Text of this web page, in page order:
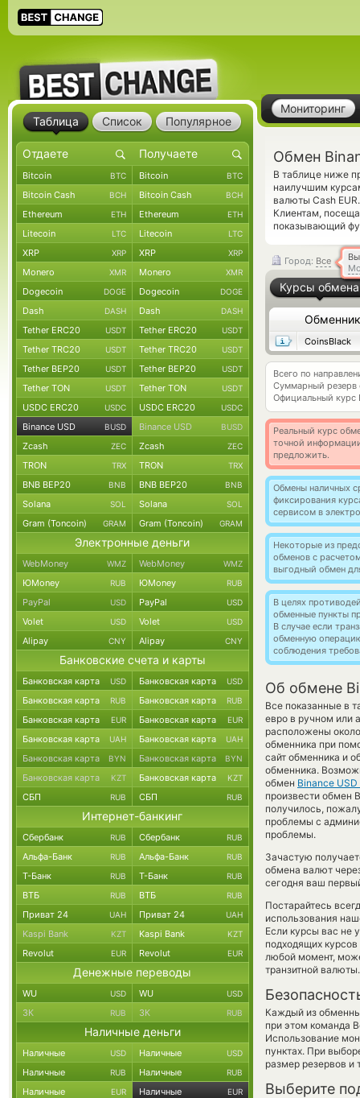
Мониторинг
Обмен
В таблице ниже
наилучшим
валюты Cash
Клиентам,
показывающий
Город: Все
Курсы обмена
Обменник
CoinsBlack
Всего по
Суммарный резерв
Официальный курс
Реальный курс
точной
предложить.
Обмены наличных
фиксирования
сервисом в
Некоторые из
обменов с
выгодный обмен
В целях
обменные пункты
В случае если
обменную
соблюдения
Об обмене
Все показанные в
евро в ручном или
расположены
обменника при
сайт обменника и
обменника.
обмен Binance USD
произвести обмен
получилось,
проблемы с
проблемы.
Зачастую
обмена валют
сегодня ваш
Постарайтесь
использования
Если курсы вас не
подходящих
любой момент,
транзитной валюты.
Каждый из
при этом команда
Использование
пунктах. При
размер резервов и
Выберите
Таблица Список Популярное
Bitcoin BTC Bitcoin BTC
Bitcoin Cash BCH Bitcoin Cash BCH
Ethereum ETH Ethereum ETH
Litecoin LTC Litecoin LTC
XRP XRP XRP XRP
Monero XMR Monero XMR
Dogecoin DOGE Dogecoin DOGE
Dash DASH Dash DASH
Tether ERC20 USDT Tether ERC20 USDT
Tether TRC20 USDT Tether TRC20 USDT
Tether BEP20 USDT Tether BEP20 USDT
Tether TON USDT Tether TON USDT
USDC ERC20 USDC USDC ERC20 USDC
Binance USD BUSD Binance USD BUSD
Zcash ZEC Zcash ZEC
TRON TRX TRON TRX
BNB BEP20 BNB BNB BEP20 BNB
Solana SOL Solana SOL
Gram (Toncoin) GRAM Gram (Toncoin) GRAM
Электронные деньги
WebMoney WMZ WebMoney WMZ
ЮMoney RUB ЮMoney RUB
PayPal USD PayPal USD
Volet USD Volet USD
Alipay CNY Alipay CNY
Банковские счета и карты
Банковская карта USD Банковская карта USD
Банковская карта RUB Банковская карта RUB
Банковская карта EUR Банковская карта EUR
Банковская карта UAH Банковская карта UAH
Банковская карта BYN Банковская карта BYN
Банковская карта KZT Банковская карта KZT
СБП RUB СБП RUB
Интернет-банкинг
Сбербанк RUB Сбербанк RUB
Альфа-Банк RUB Альфа-Банк RUB
Т-Банк RUB Т-Банк RUB
ВТБ RUB ВТБ RUB
Приват 24 UAH Приват 24 UAH
Kaspi Bank KZT Kaspi Bank KZT
Revolut EUR Revolut EUR
Денежные переводы
WU USD WU USD
ЗК RUB ЗК RUB
Наличные деньги
Наличные USD Наличные USD
Наличные RUB Наличные RUB
Наличные EUR Наличные EUR